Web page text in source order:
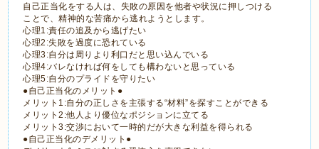
自己正当化をする人は、失敗の原因を他者や状況に押しつける
ことで、精神的な苦痛から逃れようとします。
心理1:責任の追及から逃げたい
心理2:失敗を過度に恐れている
心理3:自分は周りより利口だと思い込んでいる
心理4:バレなければ何をしても構わないと思っている
心理5:自分のプライドを守りたい
●自己正当化のメリット●
メリット1:自分の正しさを主張する“材料”を探すことができる
メリット2:他人より優位なポジションに立てる
メリット3:交渉において一時的だが大きな利益を得られる
●自己正当化のデメリット●